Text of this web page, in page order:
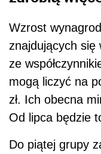
Wzrost
znajdujących się
ze
mogą liczyć na
zł. Ich obecna
Od lipca będzie
Do piątej grupy